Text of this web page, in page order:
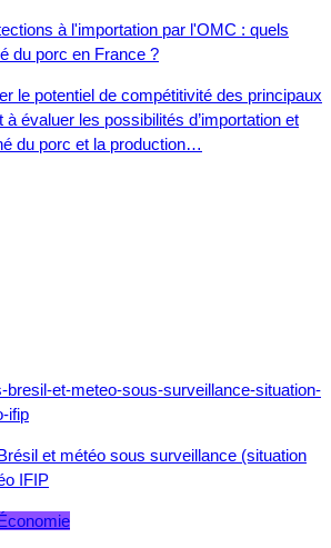
à l'importation par l'OMC : quels
du porc en France ?
le potentiel de compétitivité des principaux
à évaluer les possibilités d’importation et
du porc et la production…
et météo sous surveillance (situation
IFIP